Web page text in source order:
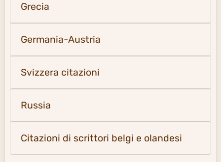
Grecia
Germania-Austria
Svizzera citazioni
Russia
Citazioni di scrittori belgi e olandesi